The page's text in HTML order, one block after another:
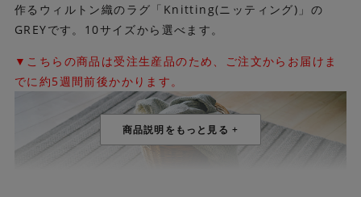
作るウィルトン織のラグ「Knitting(ニッティング)」の
GREYです。10サイズから選べます。
▼こちらの商品は受注生産品のため、ご注文からお届けま
でに約5週間前後かかります。